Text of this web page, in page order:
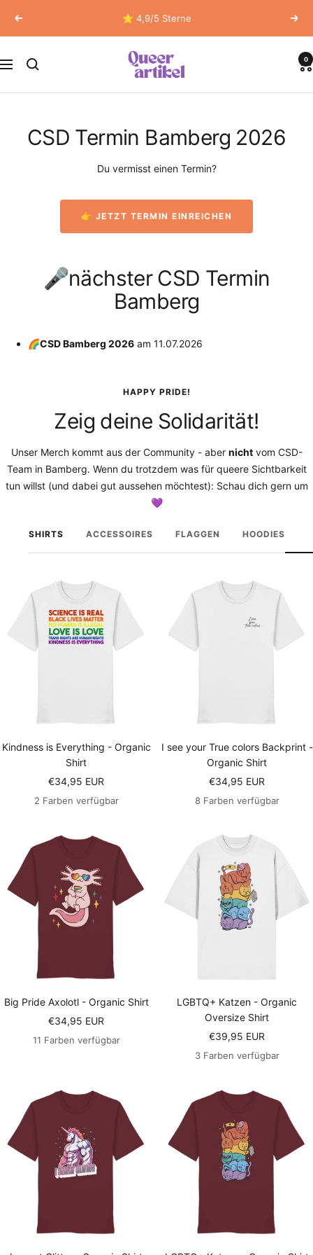
zumZurück ⭐ 4,9/5 Sterne
Navigation
Queerartikel 0
CSD Termin Bamberg 2026
Du vermisst einen Termin?
👉 JETZT TERMIN EINREICHEN
🎤nächster CSD Termin
Bamberg
🌈CSD Bamberg 2026 am 11.07.2026
HAPPY PRIDE!
Zeig deine Solidarität!
Unser Merch kommt aus der Community - aber nichtvom CSD-
Team in Bamberg. Wenn du trotzdem was für queere Sichtbarkeit
tun willst (und dabei gut aussehen möchtest): Schau dich gern um
💜
SHIRTS ACCESSOIRES FLAGGEN HOODIES
Kindness is Everything - Organic
Shirt
Angebotspreis
€34,95 EUR
2 Farben verfügbar
I see your True colors Backprint -
Organic Shirt
Angebotspreis
€34,95 EUR
8 Farben verfügbar
Big Pride Axolotl - Organic Shirt
Angebotspreis
€34,95 EUR
11 Farben verfügbar
LGBTQ+ Katzen - Organic
Oversize Shirt
Angebotspreis
€39,95 EUR
3 Farben verfügbar